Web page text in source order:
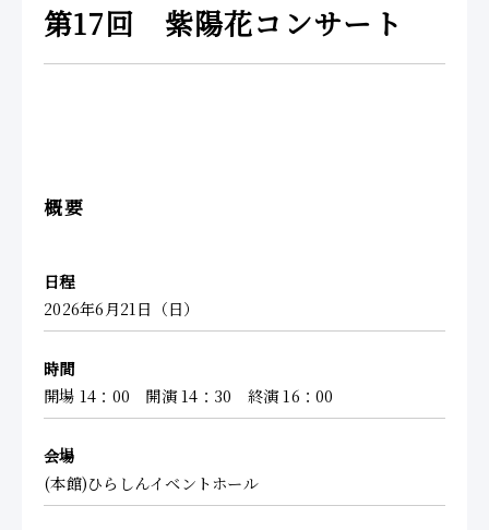
第17回 紫陽花コンサート
概要
日程
2026年6月21日（日）
時間
開場 14：00 開演 14：30 終演 16：00
会場
(本館)ひらしんイベントホール